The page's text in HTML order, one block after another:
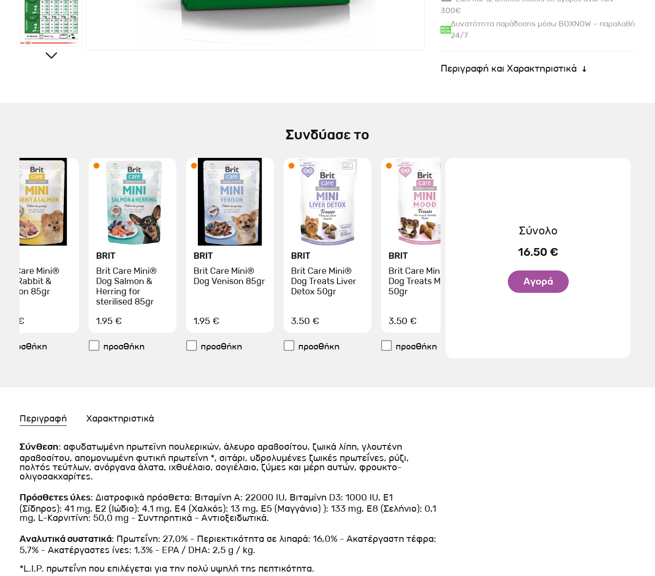
300€
Δυνατότητα παράδοσης μέσω BOXNOW – παραλαβή
24/7
Περιγραφή και Χαρακτηριστικά
Συνδύασε το
Care Mini®
Rabbit &
85gr
€
προσθήκη
BRIT
Brit Care Mini®
Dog Salmon &
Herring for
sterilised 85gr
1.95 €
προσθήκη
BRIT
Brit Care Mini®
Dog Venison 85gr
1.95 €
προσθήκη
BRIT
Brit Care Mini®
Dog Treats Liver
Detox 50gr
3.50 €
προσθήκη
BRIT
Brit Care Mini®
Dog Treats Mood
50gr
3.50 €
προσθήκη
Brit Care Mini®
Dog Treats Shine
Σύνολο
16.50 €
Αγορά
Περιγραφή Χαρακτηριστικά
Σύνθεση: αφυδατωμένη πρωτεϊνη πουλερικών, άλευρο αραβοσίτου, ζωικά λίπη, γλουτένη
αραβοσίτου, απομονωμένη φυτική πρωτεΐνη *, σιτάρι, υδρολυμένες ζωικές πρωτεΐνες, ρύζι,
πολτός τεύτλων, ανόργανα άλατα, ιχθυέλαιο, σογιέλαιο, ζύμες και μέρη αυτών, φρουκτο-
ολιγοσακχαρίτες.
Πρόσθετες ύλες: Διατροφικά πρόσθετα: Βιταμίνη Α: 22000 IU, Βιταμίνη D3: 1000 IU, Ε1
(Σίδηρος): 41 mg, Ε2 (Ιώδιο): 4.1 mg, Ε4 (Χαλκός): 13 mg, Ε5 (Μαγγάνιο) ): 133 mg, Ε8 (Σελήνιο): 0,1
mg, L-Καρνιτίνη: 50,0 mg - Συντηρητικά - Αντιοξειδωτικά.
Αναλυτικά συστατικά: Πρωτεΐνη: 27,0% - Περιεκτικότητα σε λιπαρά: 16,0% - Ακατέργαστη τέφρα:
5,7% - Ακατέργαστες ίνες: 1,3% - EPA / DHA: 2,5 g / kg.
*L.I.P. πρωτεΐνη που επιλέγεται για την πολύ υψηλή της πεπτικότητα.